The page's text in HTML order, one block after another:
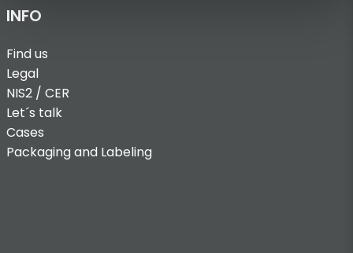
INFO
Find us
Legal
NIS2 / CER
Let´s talk
Cases
Packaging and Labeling